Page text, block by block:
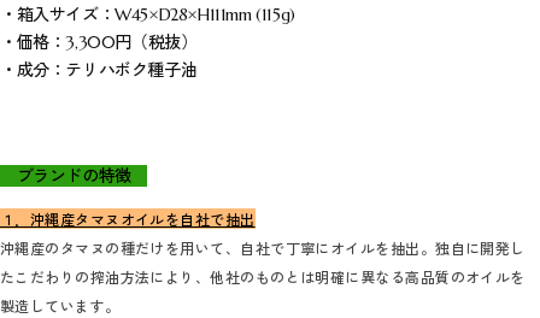
・箱入サイズ：W45×D28×H111mm (115g)
・価格：3,300円（税抜）
・成分： テリハボク種子油
ブランドの特徴
１．沖縄産タマヌオイルを自社で抽出
沖縄産のタマヌの種だけを用いて、自社で丁寧にオイルを抽出。独自に開発し
たこだわりの搾油方法により、他社のものとは明確に異なる高品質のオイルを
製造しています。